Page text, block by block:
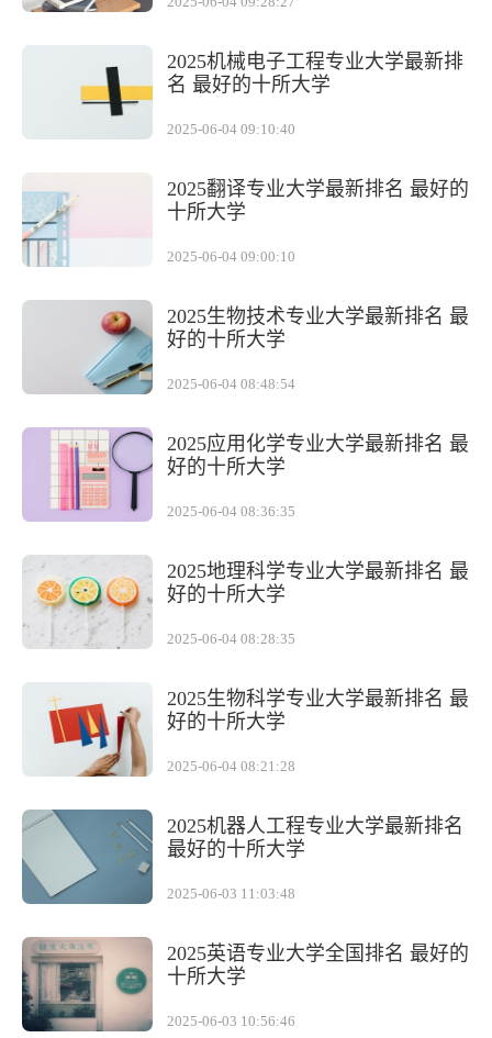
2025机械电子工程专业大学最新排
名 最好的十所大学
2025-06-04 09:10:40
2025翻译专业大学最新排名 最好的
十所大学
2025-06-04 09:00:10
2025生物技术专业大学最新排名 最
好的十所大学
2025-06-04 08:48:54
2025应用化学专业大学最新排名 最
好的十所大学
2025-06-04 08:36:35
2025地理科学专业大学最新排名 最
好的十所大学
2025-06-04 08:28:35
2025生物科学专业大学最新排名 最
好的十所大学
2025-06-04 08:21:28
2025机器人工程专业大学最新排名
最好的十所大学
2025-06-03 11:03:48
2025英语专业大学全国排名 最好的
十所大学
2025-06-03 10:56:46